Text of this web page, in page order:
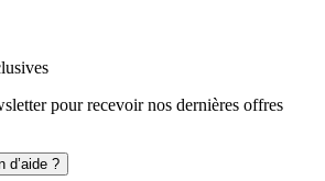
pour recevoir nos dernières offres
d’aide ?